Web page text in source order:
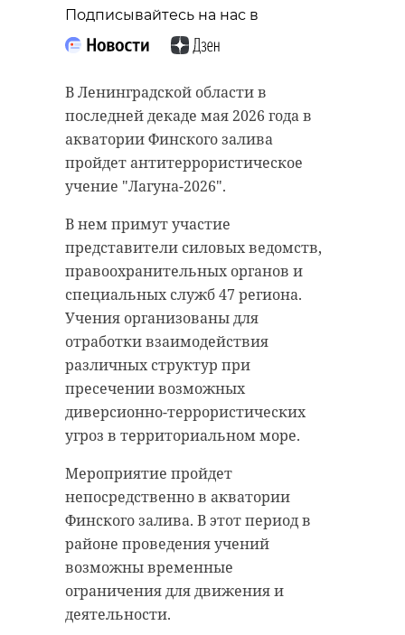
Подписывайтесь на нас в
В Ленинградской области в
последней декаде мая 2026 года в
акватории Финского залива
пройдет антитеррористическое
учение "Лагуна-2026".
В нем примут участие
представители силовых ведомств,
правоохранительных органов и
специальных служб 47 региона.
Учения организованы для
отработки взаимодействия
различных структур при
пресечении возможных
диверсионно-террористических
угроз в территориальном море.
Мероприятие пройдет
непосредственно в акватории
Финского залива. В этот период в
районе проведения учений
возможны временные
ограничения для движения и
деятельности.
Фото: 47 канал
Светлое Христово Воскресение
тихвинская епархия
Поделиться статьей: